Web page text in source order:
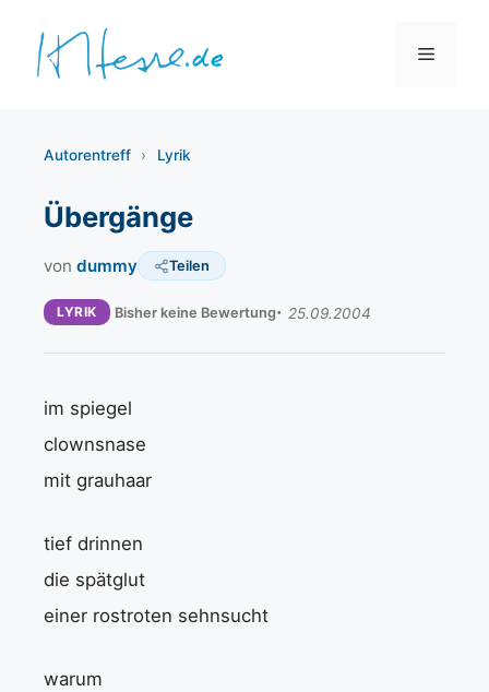
Inhalt
springen
Menü
Autorentreff › Lyrik
Übergänge
von dummy Teilen
LYRIK Bisher keine Bewertung 25.09.2004
im spiegel
clownsnase
mit grauhaar
tief drinnen
die spätglut
einer rostroten sehnsucht
warum